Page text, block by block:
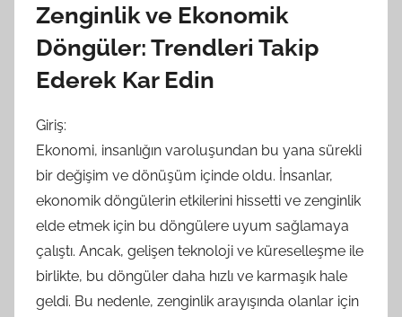
Zenginlik ve Ekonomik
Döngüler: Trendleri Takip
Ederek Kar Edin
Giriş:
Ekonomi, insanlığın varoluşundan bu yana sürekli
bir değişim ve dönüşüm içinde oldu. İnsanlar,
ekonomik döngülerin etkilerini hissetti ve zenginlik
elde etmek için bu döngülere uyum sağlamaya
çalıştı. Ancak, gelişen teknoloji ve küreselleşme ile
birlikte, bu döngüler daha hızlı ve karmaşık hale
geldi. Bu nedenle, zenginlik arayışında olanlar için